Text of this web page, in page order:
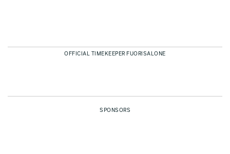
OFFICIAL TIMEKEEPER FUORISALONE
SPONSORS